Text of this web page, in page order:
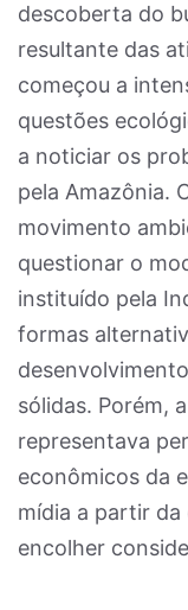
descoberta do
resultante das
começou a
questões
a noticiar os
pela Amazônia.
movimento
questionar o
instituído pela
formas
sólidas. Porém,
representava
econômicos da
mídia a partir da
encolher